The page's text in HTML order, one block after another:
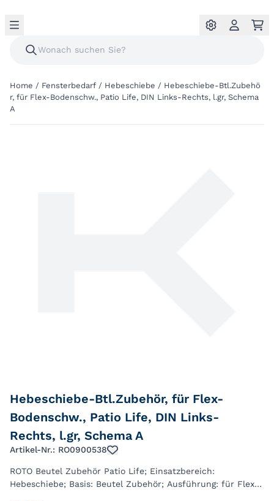
Home / Fensterbedarf / Hebeschiebe / Hebeschiebe-Btl.Zubehö
r, für Flex-Bodenschw., Patio Life, DIN Links-Rechts, l.gr, Schema
A
Hebeschiebe-Btl.Zubehör, für Flex-
Bodenschw., Patio Life, DIN Links-
Rechts, l.gr, Schema A
Artikel-Nr.: RO0900538
ROTO Beutel Zubehör Patio Life; Einsatzbereich:
Hebeschiebe; Basis: Beutel Zubehör; Ausführung: für Flex-